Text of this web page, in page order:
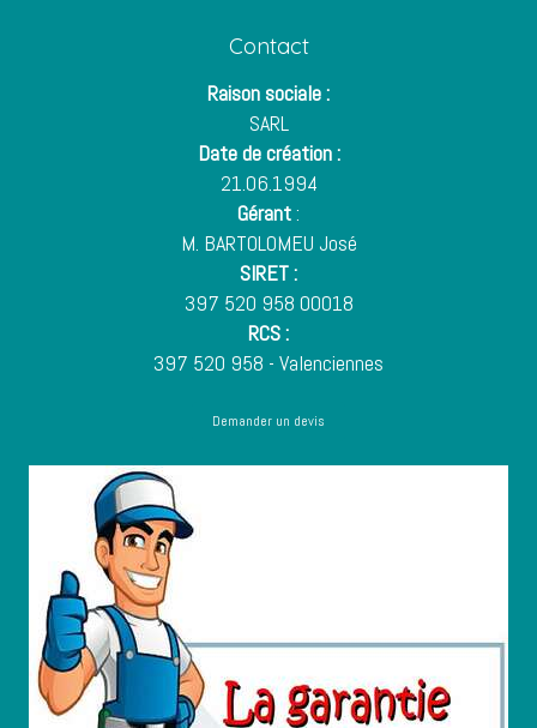
Contact
Raison sociale :
SARL
Date de création :
21.06.1994
Gérant:
M. BARTOLOMEU José
SIRET :
397 520 958 00018
RCS :
397 520 958 - Valenciennes
Demander un devis